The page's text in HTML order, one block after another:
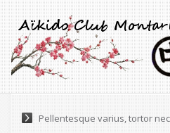
Pellentesque varius, tortor